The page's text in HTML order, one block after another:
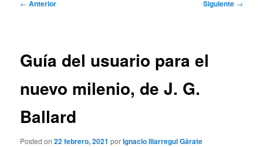
← Anterior Siguiente →
Guía del usuario para el
nuevo milenio, de J. G.
Ballard
Posted on22 febrero, 2021 porIgnacio Illarregui Gárate